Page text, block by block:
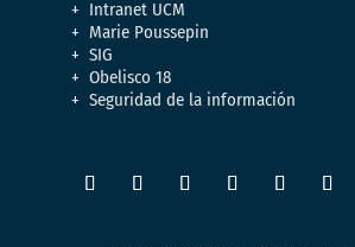
Intranet UCM
Marie Poussepin
SIG
Obelisco 18
Seguridad de la información